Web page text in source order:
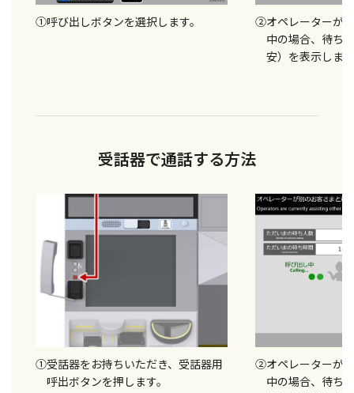
①呼び出しボタンを選択します。
②オペレーターが
中の場合、待ち
安）を表示しま
受話器で通話する方法
①受話器をお持ちいただき、受話器用
呼出ボタンを押します。
②オペレーターが
中の場合、待ち